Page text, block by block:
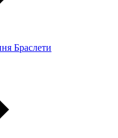
Браслети